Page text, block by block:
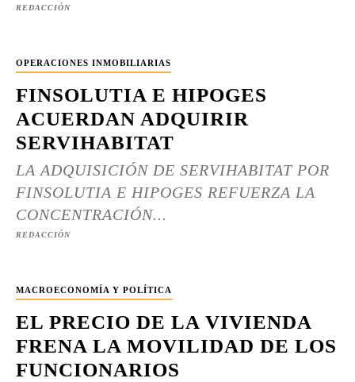
REDACCIÓN
OPERACIONES INMOBILIARIAS
FINSOLUTIA E HIPOGES
ACUERDAN ADQUIRIR
SERVIHABITAT
LA ADQUISICIÓN DE SERVIHABITAT POR
FINSOLUTIA E HIPOGES REFUERZA LA
CONCENTRACIÓN...
REDACCIÓN
MACROECONOMÍA Y POLÍTICA
EL PRECIO DE LA VIVIENDA
FRENA LA MOVILIDAD DE LOS
FUNCIONARIOS